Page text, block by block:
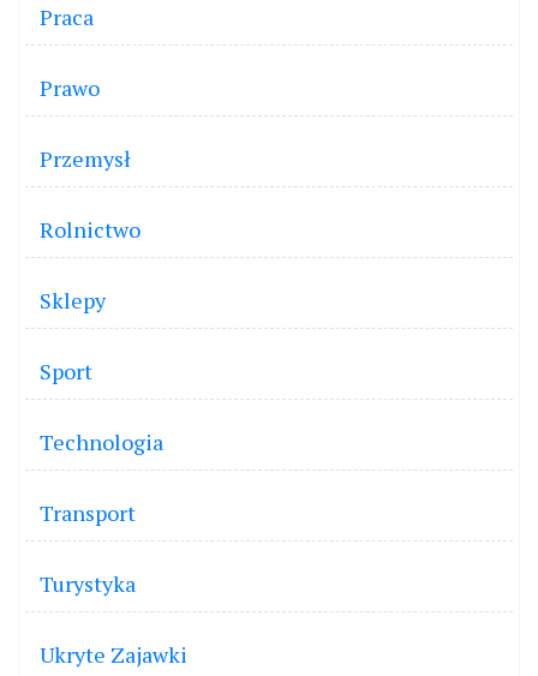
Praca
Prawo
Przemysł
Rolnictwo
Sklepy
Sport
Technologia
Transport
Turystyka
Ukryte Zajawki